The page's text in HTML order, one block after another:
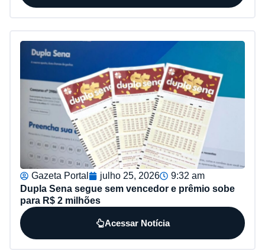
Gazeta Portal julho 25, 2026
9:32 am
Dupla Sena segue sem vencedor e prêmio sobe
para R$ 2 milhões
Acessar Notícia